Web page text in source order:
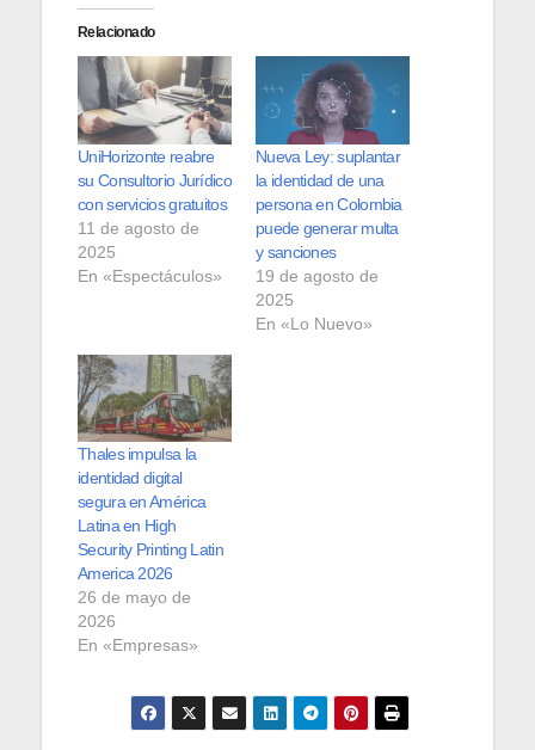
Relacionado
UniHorizonte reabre
su Consultorio Jurídico
con servicios gratuitos
11 de agosto de
2025
En «Espectáculos»
Nueva Ley: suplantar
la identidad de una
persona en Colombia
puede generar multa
y sanciones
19 de agosto de
2025
En «Lo Nuevo»
Thales impulsa la
identidad digital
segura en América
Latina en High
Security Printing Latin
America 2026
26 de mayo de
2026
En «Empresas»